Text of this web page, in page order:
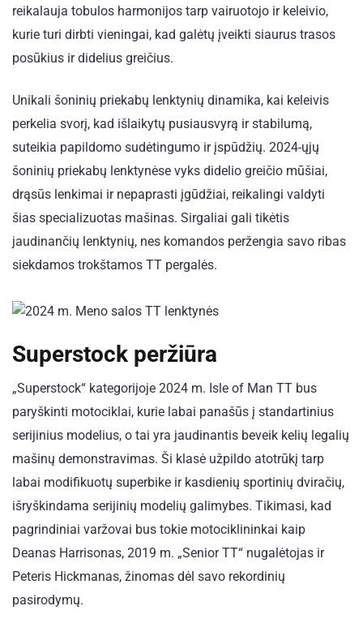
reikalauja tobulos harmonijos tarp vairuotojo ir keleivio,
kurie turi dirbti vieningai, kad galėtų įveikti siaurus trasos
posūkius ir didelius greičius.
Unikali šoninių priekabų lenktynių dinamika, kai keleivis
perkelia svorį, kad išlaikytų pusiausvyrą ir stabilumą,
suteikia papildomo sudėtingumo ir įspūdžių. 2024-ųjų
šoninių priekabų lenktynėse vyks didelio greičio mūšiai,
drąsūs lenkimai ir nepaprasti įgūdžiai, reikalingi valdyti
šias specializuotas mašinas. Sirgaliai gali tikėtis
jaudinančių lenktynių, nes komandos peržengia savo ribas
siekdamos trokštamos TT pergalės.
Superstock peržiūra
„Superstock“ kategorijoje 2024 m. Isle of Man TT bus
paryškinti motociklai, kurie labai panašūs į standartinius
serijinius modelius, o tai yra jaudinantis beveik kelių legalių
mašinų demonstravimas. Ši klasė užpildo atotrūkį tarp
labai modifikuotų superbike ir kasdienių sportinių dviračių,
išryškindama serijinių modelių galimybes. Tikimasi, kad
pagrindiniai varžovai bus tokie motociklininkai kaip
Deanas Harrisonas, 2019 m. „Senior TT“ nugalėtojas ir
Peteris Hickmanas, žinomas dėl savo rekordinių
pasirodymų.